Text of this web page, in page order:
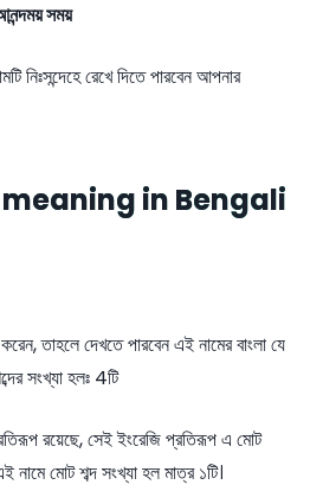
সময়
নিঃসন্দেহে রেখে দিতে পারবেন আপনার
in Bengali
তাহলে দেখতে পারবেন এই নামের বাংলা যে
সংখ্যা হলঃ 4টি
রয়েছে, সেই ইংরেজি প্রতিরূপ এ মোট
নামে মোট শব্দ সংখ্যা হল মাত্র ১টি।